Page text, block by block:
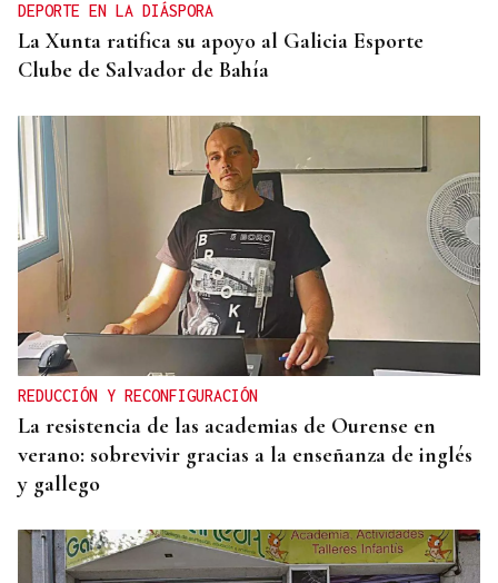
DEPORTE EN LA DIÁSPORA
La Xunta ratifica su apoyo al Galicia Esporte
Clube de Salvador de Bahía
REDUCCIÓN Y RECONFIGURACIÓN
La resistencia de las academias de Ourense en
verano: sobrevivir gracias a la enseñanza de inglés
y gallego